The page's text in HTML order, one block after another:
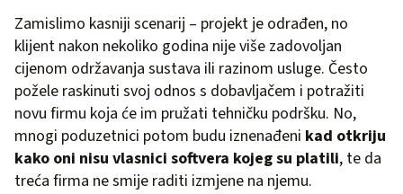
Zamislimo kasniji scenarij – projekt je odrađen, no
klijent nakon nekoliko godina nije više zadovoljan
cijenom održavanja sustava ili razinom usluge. Često
požele raskinuti svoj odnos s dobavljačem i potražiti
novu firmu koja će im pružati tehničku podršku. No,
mnogi poduzetnici potom budu iznenađeni kad otkriju
kako oni nisu vlasnici softvera kojeg su platili, te da
treća firma ne smije raditi izmjene na njemu.